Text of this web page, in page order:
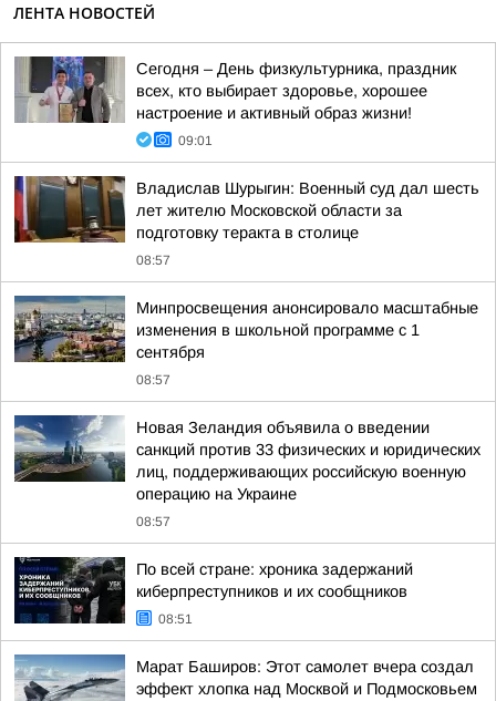
ЛЕНТА НОВОСТЕЙ
Сегодня – День физкультурника, праздник
всех, кто выбирает здоровье, хорошее
настроение и активный образ жизни!
09:01
Владислав Шурыгин: Военный суд дал шесть
лет жителю Московской области за
подготовку теракта в столице
08:57
Минпросвещения анонсировало масштабные
изменения в школьной программе с 1
сентября
08:57
Новая Зеландия объявила о введении
санкций против 33 физических и юридических
лиц, поддерживающих российскую военную
операцию на Украине
08:57
По всей стране: хроника задержаний
киберпреступников и их сообщников
08:51
Марат Баширов: Этот самолет вчера создал
эффект хлопка над Москвой и Подмосковьем